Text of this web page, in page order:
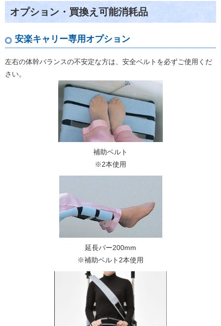
オプション・買換え可能消耗品
安楽キャリー専用オプション
左右の体幹バランスの不安定な方は、安全ベルトを必ずご使用くだ
さい。
補助ベルト
※2本使用
延長バー200mm
※補助ベルト2本使用